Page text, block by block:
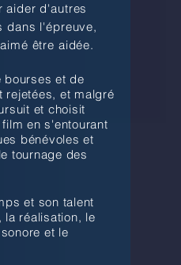
aider d'autres
dans l'épreuve,
être aidée.
bourses et de
rejetées, et malgré
et choisit
en s'entourant
bénévoles et
tournage des
et son talent
la réalisation, le
et le